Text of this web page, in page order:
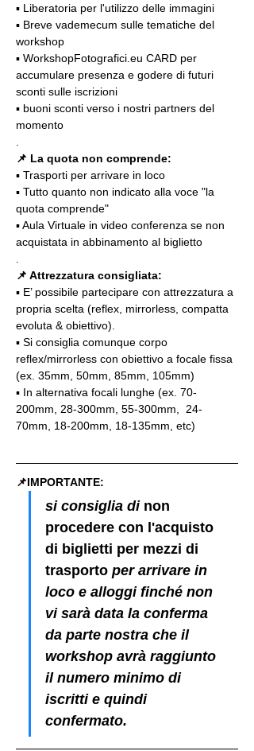
▪️ Liberatoria per l'utilizzo delle immagini
▪️ Breve vademecum sulle tematiche del
workshop
▪️ WorkshopFotografici.eu CARD per
accumulare presenza e godere di futuri
sconti sulle iscrizioni
▪️ buoni sconti verso i nostri partners del
momento
📌 La quota non comprende:
▪️ Trasporti per arrivare in loco
▪️ Tutto quanto non indicato alla voce "la
quota comprende"
▪️ Aula Virtuale in video conferenza se non
acquistata in abbinamento al biglietto
📌 Attrezzatura consigliata:
▪️ E’ possibile partecipare con attrezzatura a
propria scelta (reflex, mirrorless, compatta
evoluta & obiettivo).
▪️ Si consiglia comunque corpo
reflex/mirrorless con obiettivo a focale fissa
(ex. 35mm, 50mm, 85mm, 105mm)
▪️ In alternativa focali lunghe (ex. 70-
200mm, 28-300mm, 55-300mm,  24-
70mm, 18-200mm, 18-135mm, etc)
📌IMPORTANTE:
si consiglia di non
procedere con l'acquisto
di biglietti per mezzi di
trasporto per arrivare in
loco e alloggi finché non
vi sarà data la conferma
da parte nostra che il
workshop avrà raggiunto
il numero minimo di
iscritti e quindi
confermato.